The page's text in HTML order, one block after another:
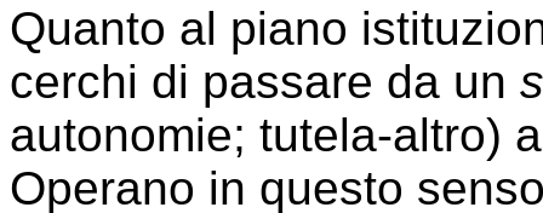
Quanto al piano
cerchi di passare da un
autonomie; tutela-altro)
Operano in questo